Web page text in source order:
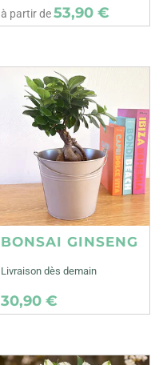
à partir de53,90 €
BONSAI GINSENG
Livraison dès demain
30,90 €